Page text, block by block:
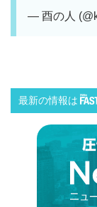
— 酉の人
最新の情報は